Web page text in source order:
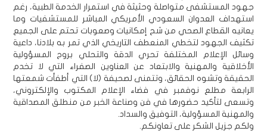
جهود المستشفى متواصلة وحثيثة في استمرار الخدمة الطبية، رغم
استهداف العدوان السعودي الأمريكي المباشر للمستشفيات وما
يعانيه القطاع الصحي من شح إمكانيات وصعوبات تحتم على الجميع
تكثيف الجهود لتخطي المنعطف التاريخي الذي تمر به بلادنا، داعية
وسائل الإعلام المختلفة تحري الدقة والتحلي بروح المسؤولية
الأخلاقية والمهنية والابتعاد عن العناوين الصفراء التي لا تخدم
الحقيقة وتشوه الحقائق، وتتمنى لصحيفة (لا) التي أطفأت شمعتها
الرابعة مطلع نوفمبر في فضاء الإعلام المكتوب والإلكتروني،
وتسعى لتأكيد حضورها في فن وصناعة الخبر من منطلق المصداقية
والمهنية المسؤولية، التوفيق والسداد.
ولكم جزيل الشكر على تعاونكم.